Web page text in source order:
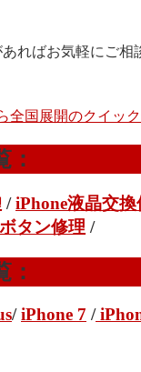
ればお気軽にご相
全国展開のクイッ
/iPhone液晶交換
タン修理 /
/iPhone 7 /